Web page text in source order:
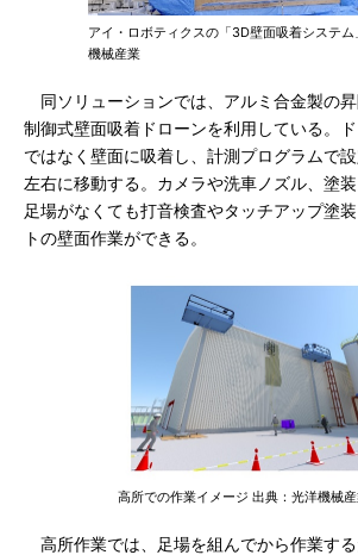
アイ・ロボティクスの「3D壁面吸着システ
機械産業
同ソリューションでは、アルミ合金製の
制御式壁面吸着ドローンを利用している。
ではなく壁面に吸着し、計測プログラムで
左右に移動する。カメラや洗車ノズル、塗装
足場がなくても打音検査やタッチアップ塗
トの壁面作業ができる。
高所での作業イメージ 出典：光洋機械
高所作業では、足場を組んでから作業す